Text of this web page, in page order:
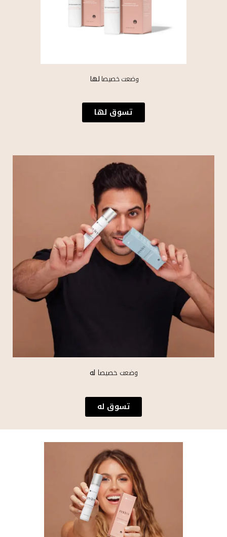
وضعت خصيصا لها
تسوق لها
وضعت خصيصا له
تسوق له